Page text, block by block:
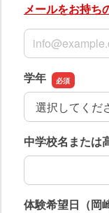
メールをお持ち
メールアドレス
学年
学年
中学校名または
中学校名または
体験希望日（岡